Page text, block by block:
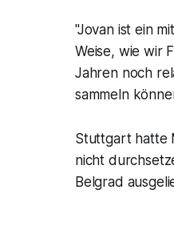
"Jovan ist ein
Weise, wie wir
Jahren noch
sammeln
Stuttgart hatte
nicht
Belgrad